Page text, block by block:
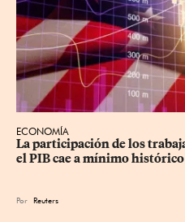
ECONOMÍA
La participación de los
el PIB cae a mínimo histórico
Por Reuters